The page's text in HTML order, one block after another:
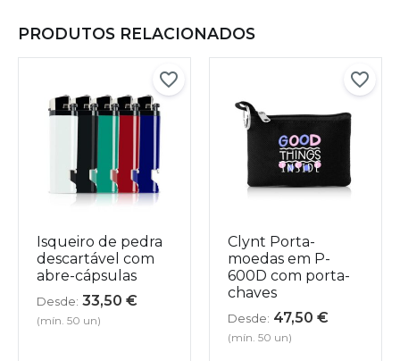
PRODUTOS RELACIONADOS
Isqueiro de pedra
descartável com
abre-cápsulas
Desde: 33,50 €
(mín. 50 un)
Clynt Porta-
moedas em P-
600D com porta-
chaves
Desde: 47,50 €
(mín. 50 un)